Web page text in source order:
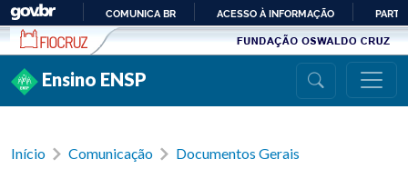
Ir para conteúdo
PARA
COMUNICA BR ACESSO À INFORMAÇÃO
Ensino ENSP
Início Comunicação Documentos Gerais